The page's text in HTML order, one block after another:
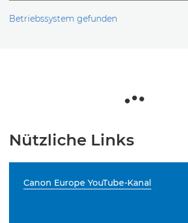
Betriebssystem gefunden
Nützliche Links
Canon Europe YouTube-Kanal